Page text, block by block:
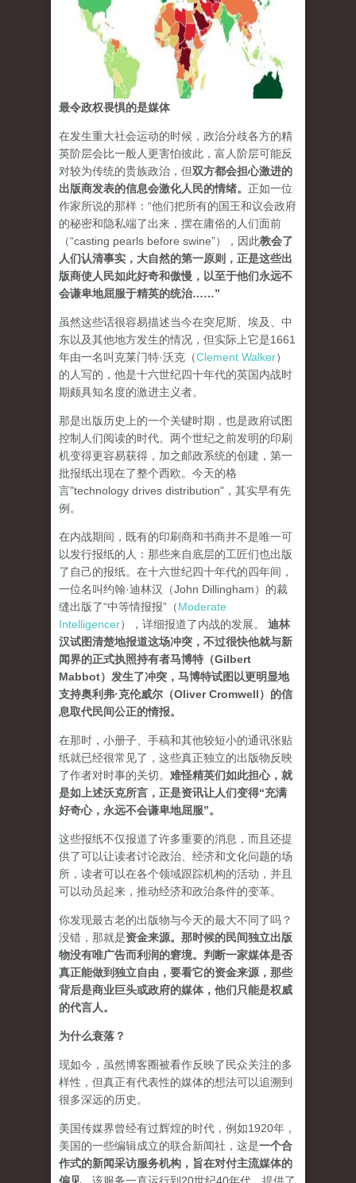
最令政权畏惧的是媒体
在发生重大社会运动的时候，政治分歧各方的精
英阶层会比一般人更害怕彼此，富人阶层可能反
对较为传统的贵族政治，但双方都会担心激进的
出版商发表的信息会激化人民的情绪。 正如一位
作家所说的那样：“他们把所有的国王和议会政府
的秘密和隐私端了出来，摆在庸俗的人们面前
（“casting pearls before swine”），因此教会了
人们认清事实，大自然的第一原则，正是这些出
版商使人民如此好奇和傲慢，以至于他们永远不
会谦卑地屈服于精英的统治……”
虽然这些话很容易描述当今在突尼斯、埃及、中
东以及其他地方发生的情况，但实际上它是1661
年由一名叫克莱门特·沃克（Clement Walker）
的人写的，他是十六世纪四十年代的英国内战时
期颇具知名度的激进主义者。
那是出版历史上的一个关键时期，也是政府试图
控制人们阅读的时代。两个世纪之前发明的印刷
机变得更容易获得，加之邮政系统的创建，第一
批报纸出现在了整个西欧。今天的格
言"technology drives dis­tribution"，其实早有先
例。
在内战期间，既有的印刷商和书商并不是唯一可
以发行报纸的人：那些来自底层的工匠们也出版
了自己的报纸。在十六世纪四十年代的四年间，
一位名叫约翰·迪林汉（John Dillingham）的裁
缝出版了“中等情报报”（Moderate
Intelligencer），详细报道了内战的发展。 迪林
汉试图清楚地报道这场冲突，不过很快他就与新
闻界的正式执照持有者马博特（Gilbert
Mabbot）发生了冲突，马博特试图以更明显地
支持奥利弗·克伦威尔（Oliver Cromwell）的信
息取代民间公正的情报。
在那时，小册子、手稿和其他较短小的通讯张贴
纸就已经很常见了，这些真正独立的出版物反映
了作者对时事的关切。 难怪精英们如此担心，就
是如上述沃克所言，正是资讯让人们变得“充满
好奇心，永远不会谦卑地屈服”。
这些报纸不仅报道了许多重要的消息，而且还提
供了可以让读者讨论政治、经济和文化问题的场
所，读者可以在各个领域跟踪机构的活动，并且
可以动员起来，推动经济和政治条件的变革。
你发现最古老的出版物与今天的最大不同了吗？
没错，那就是资金来源。 那时候的民间独立出版
物没有唯广告而利润的窘境。判断一家媒体是否
真正能做到独立自由，要看它的资金来源，那些
背后是商业巨头或政府的媒体，他们只能是权威
的代言人。
为什么衰落？
现如今，虽然博客圈被看作反映了民众关注的多
样性，但真正有代表性的媒体的想法可以追溯到
很多深远的历史。
美国传媒界曾经有过辉煌的时代，例如1920年，
美国的一些编辑成立的联合新闻社，这是一个合
作式的新闻采访服务机构，旨在对付主流媒体的